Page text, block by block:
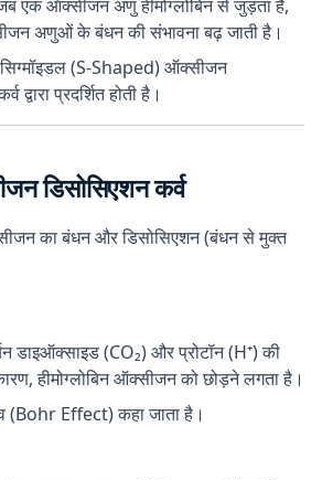
एक ऑक्सीजन अणु हीमोग्लोबिन से जुड़ता है,
अणुओं के बंधन की संभावना बढ़ जाती है।
सिग्मॉइडल (S-Shaped) ऑक्सीजन
द्वारा प्रदर्शित होती है।
डिसोसिएशन कर्व
का बंधन और डिसोसिएशन (बंधन से मुक्त
डाइऑक्साइड (CO₂) और प्रोटॉन (H⁺) की
हीमोग्लोबिन ऑक्सीजन को छोड़ने लगता है।
(Bohr Effect) कहा जाता है।